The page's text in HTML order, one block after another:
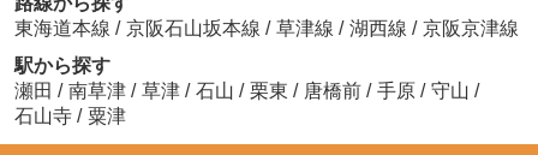
東海道本線 / 京阪石山坂本線 / 草津線 / 湖西線 / 京阪京津線
駅から探す
瀬田 / 南草津 / 草津 / 石山 / 栗東 / 唐橋前 / 手原 / 守山 /
石山寺 / 粟津